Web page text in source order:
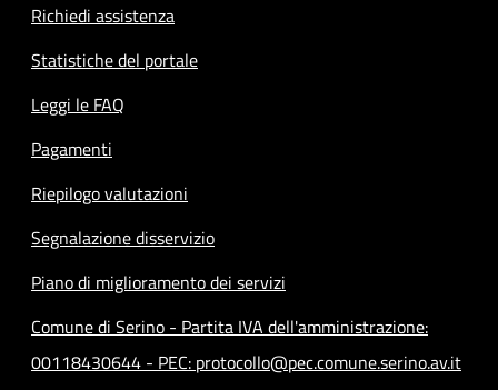
Richiedi assistenza
Statistiche del portale
Leggi le FAQ
Pagamenti
Riepilogo valutazioni
Segnalazione disservizio
Piano di miglioramento dei servizi
Comune di Serino - Partita IVA dell'amministrazione:
00118430644 - PEC: protocollo@pec.comune.serino.av.it